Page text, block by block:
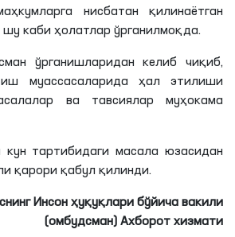
нисбатан қилинаётган
каби ҳолатлар ўрганилмоқда.
ўрганишларидан келиб чиқиб,
муассасаларида ҳал этилиши
ва тавсиялар муҳокама
кун тартибидаги масала юзасидан
қарори қабул қилинди.
Инсон ҳуқуқлари бўйича вакили
(омбудсман) Ахборот хизмати